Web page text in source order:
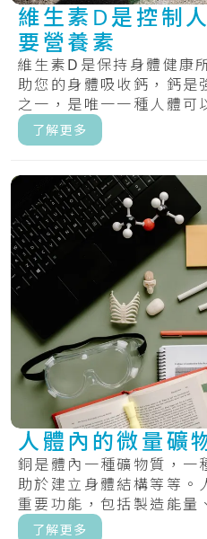
維生素D是控制
要營養素
維生素D是保持身體健康
助您的身體吸收鈣，鈣是
之一，是唯一一種人體可
素。.....
了解更多
人體內的微量礦
銅是體內一種礦物質，一
助於建立身體結構等等。
重要功能，包括製造能量
有助.....
了解更多